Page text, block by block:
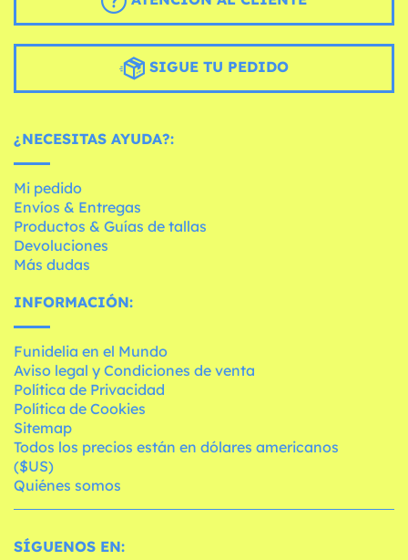
SIGUE TU PEDIDO
¿NECESITAS AYUDA?:
Mi pedido
Envíos & Entregas
Productos & Guías de tallas
Devoluciones
Más dudas
INFORMACIÓN:
Funidelia en el Mundo
Aviso legal y Condiciones de venta
Política de Privacidad
Política de Cookies
Sitemap
Todos los precios están en dólares americanos
($US)
Quiénes somos
SÍGUENOS EN: